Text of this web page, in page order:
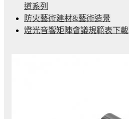
道系列
防火藝術建材&藝術造景
燈光音響矩陣會議規範表下載